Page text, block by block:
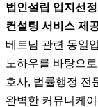
법인설립 입지선
컨설팅 서비스 제
베트남 관련 동일
노하우를 바탕으
호사, 법률행정 전
완벽한 커뮤니케